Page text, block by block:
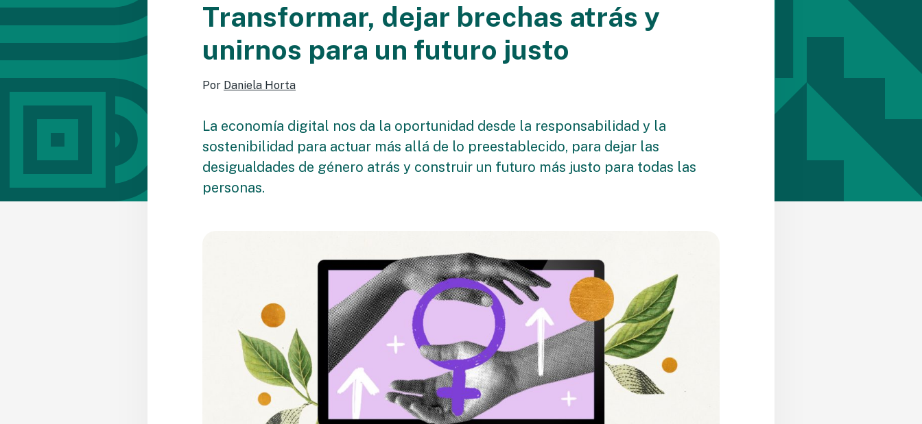
Transformar, dejar brechas atrás y
unirnos para un futuro justo
Por Daniela Horta
La economía digital nos da la oportunidad desde la responsabilidad y la
sostenibilidad para actuar más allá de lo preestablecido, para dejar las
desigualdades de género atrás y construir un futuro más justo para todas las
personas.